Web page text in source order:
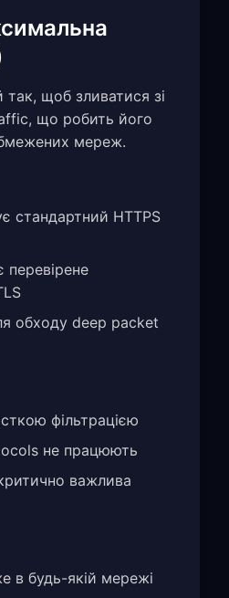
щоб зливатися зі
що робить його
мереж.
стандартний HTTPS
перевірене
обходу deep packet
фільтрацією
не працюють
важлива
в будь-якій мережі